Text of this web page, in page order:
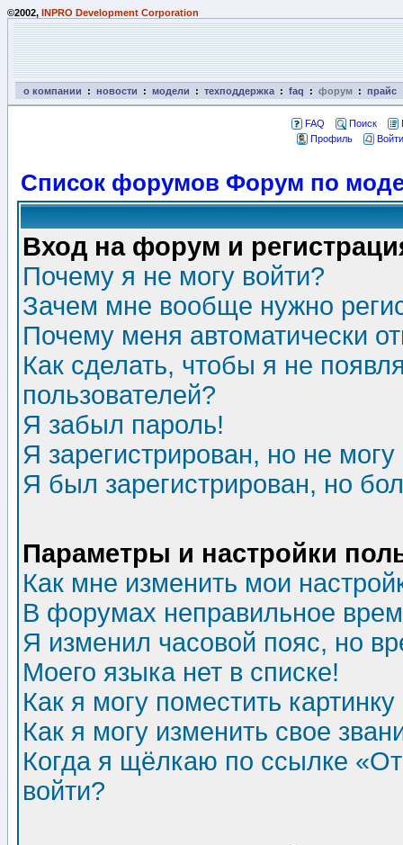
©2002, INPRO Development Corporation
о компании : новости : модели : техподдержка : faq : форум : прайс
FAQ Поиск
Профиль
Список форумов Форум по
Вход на форум и
Почему я не могу войти?
Зачем мне вообще нужно
Почему меня автоматически
Как сделать, чтобы я не
пользователей?
Я забыл пароль!
Я зарегистрирован, но не могу
Я был зарегистрирован, но
Параметры и настройки
Как мне изменить мои
В форумах неправильное
Я изменил часовой пояс, но
Моего языка нет в списке!
Как я могу поместить
Как я могу изменить свое
Когда я щёлкаю по ссылке
войти?